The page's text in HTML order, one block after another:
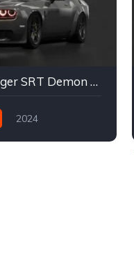
Dodge Challenger SRT Demon 170 | SWRVN '24 X SPARKO
2024